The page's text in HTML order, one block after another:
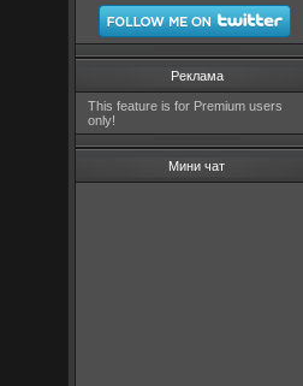
Реклама
This feature is for Premium users
only!
Мини чат